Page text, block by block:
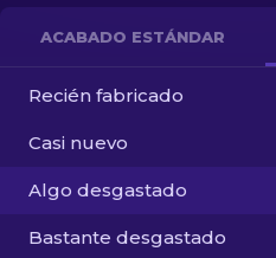
Otro
ACABADO ESTÁNDAR
Recién fabricado
Casi nuevo
Algo desgastado
Bastante desgastado